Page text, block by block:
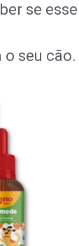
se esse
seu cão.